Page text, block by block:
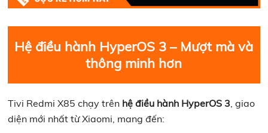
Hệ điều hành HyperOS 3 – Mượt mà và
thông minh hơn
Tivi Redmi X85 chạy trên hệ điều hành HyperOS 3 , giao
diện mới nhất từ Xiaomi, mang đến: